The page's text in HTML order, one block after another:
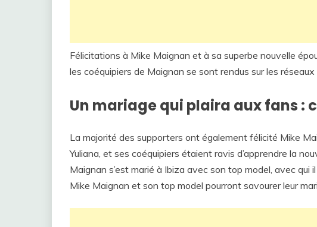
Félicitations à Mike Maignan et à sa superbe nouvelle
les coéquipiers de Maignan se sont rendus sur les réseaux
Un mariage qui plaira aux fans :
La majorité des supporters ont également félicité Mike
Yuliana, et ses coéquipiers étaient ravis d’apprendre la
Maignan s’est marié à Ibiza avec son top model, avec qui
Mike Maignan et son top model pourront savourer leur